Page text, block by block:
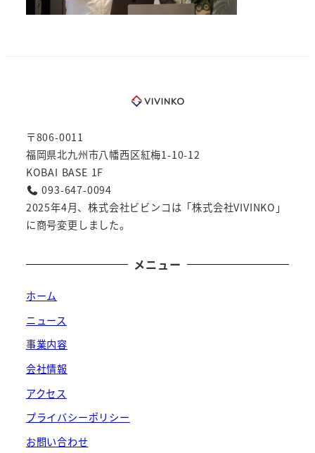
〒806-0011
福岡県北九州市八幡西区紅梅1-10-12
KOBAI BASE 1F
093-647-0094
2025年4月、株式会社ビビンコは「株式会社VIVINKO」
に商号変更しました。
メニュー
ホーム
ニュース
事業内容
会社情報
アクセス
プライバシーポリシー
お問い合わせ